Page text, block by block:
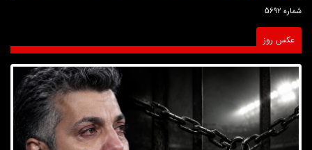
شماره 5692
عکس روز